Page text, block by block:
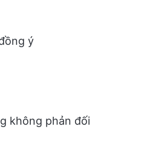
ý
không phản đối